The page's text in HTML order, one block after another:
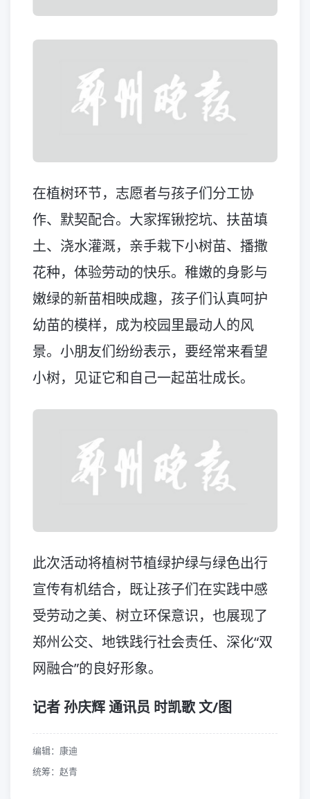
在植树环节，志愿者与孩子们分工协
作、默契配合。大家挥锹挖坑、扶苗填
土、浇水灌溉，亲手栽下小树苗、播撒
花种，体验劳动的快乐。稚嫩的身影与
嫩绿的新苗相映成趣，孩子们认真呵护
幼苗的模样，成为校园里最动人的风
景。小朋友们纷纷表示，要经常来看望
小树，见证它和自己一起茁壮成长。
此次活动将植树节植绿护绿与绿色出行
宣传有机结合，既让孩子们在实践中感
受劳动之美、树立环保意识，也展现了
郑州公交、地铁践行社会责任、深化“双
网融合”的良好形象。
记者 孙庆辉 通讯员 时凯歌 文/图
编辑：康迪
统筹：赵青